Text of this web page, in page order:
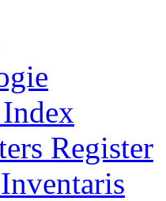
Register